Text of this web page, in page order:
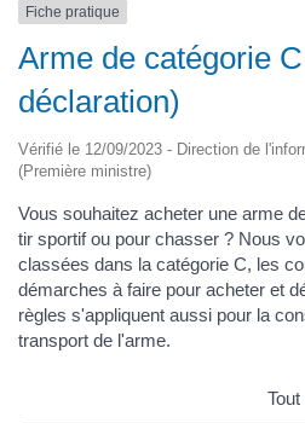
Fiche pratique
Arme de catégorie
déclaration)
Vérifié le 12/09/2023 - Direction de
(Première ministre)
Vous souhaitez acheter une arme
tir sportif ou pour chasser ? Nous
classées dans la catégorie C, les
démarches à faire pour acheter et
règles s'appliquent aussi pour la
transport de l'arme.